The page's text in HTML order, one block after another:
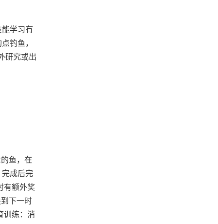
学习有
钓鱼，
研究或出
鱼，在
成后完
有额外奖
下一时
训练：消